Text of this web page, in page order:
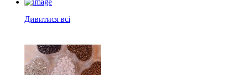
Дивитися всі